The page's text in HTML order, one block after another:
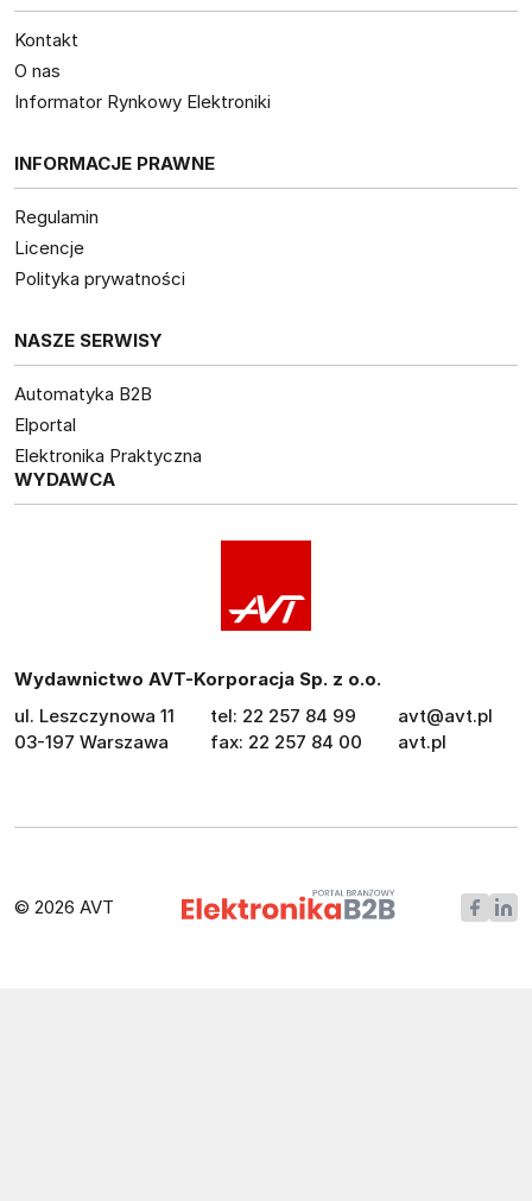
Kontakt
O nas
Informator Rynkowy Elektroniki
INFORMACJE PRAWNE
Regulamin
Licencje
Polityka prywatności
NASZE SERWISY
Automatyka B2B
Elportal
Elektronika Praktyczna
WYDAWCA
Wydawnictwo AVT-Korporacja Sp. z o.o.
ul. Leszczynowa 11
03-197 Warszawa
tel: 22 257 84 99
fax: 22 257 84 00
avt@avt.pl
avt.pl
© 2026 AVT